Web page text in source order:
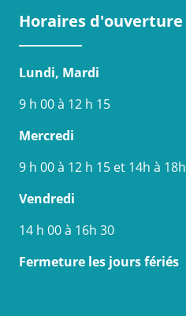
Horaires d'ouverture
Lundi, Mardi
9 h 00 à 12 h 15
Mercredi
9 h 00 à 12 h 15 et 14h à 18h
Vendredi
14 h 00 à 16h 30
Fermeture les jours fériés